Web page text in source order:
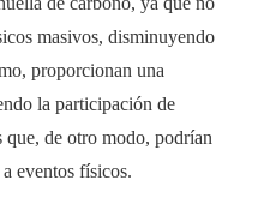
masivos, disminuyendo
proporcionan una
la participación de
que, de otro modo, podrían
eventos físicos.